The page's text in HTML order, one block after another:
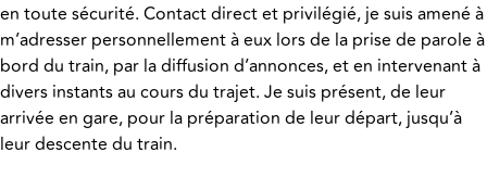
en toute sécurité. Contact direct et privilégié, je suis amené à
m’adresser personnellement à eux lors de la prise de parole à
bord du train, par la diffusion d’annonces, et en intervenant à
divers instants au cours du trajet. Je suis présent, de leur
arrivée en gare, pour la préparation de leur départ, jusqu’à
leur descente du train.